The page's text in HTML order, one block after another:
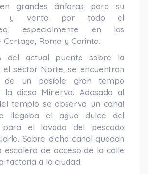
grandes ánforas para su
y venta por todo el
especialmente en las
Cartago, Roma y Corinto.
del actual puente sobre la
el sector Norte, se encuentran
de un posible gran tempo
la diosa Minerva. Adosado al
templo se observa un canal
llegaba el agua dulce del
para el lavado del pescado
Sobre dicho canal quedan
escalera de acceso de la calle
factoría a la ciudad.